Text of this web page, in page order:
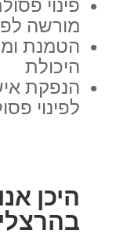
פינוי
מורשה
הטמנת
היכולת
הנפקת
לפינוי
היכן